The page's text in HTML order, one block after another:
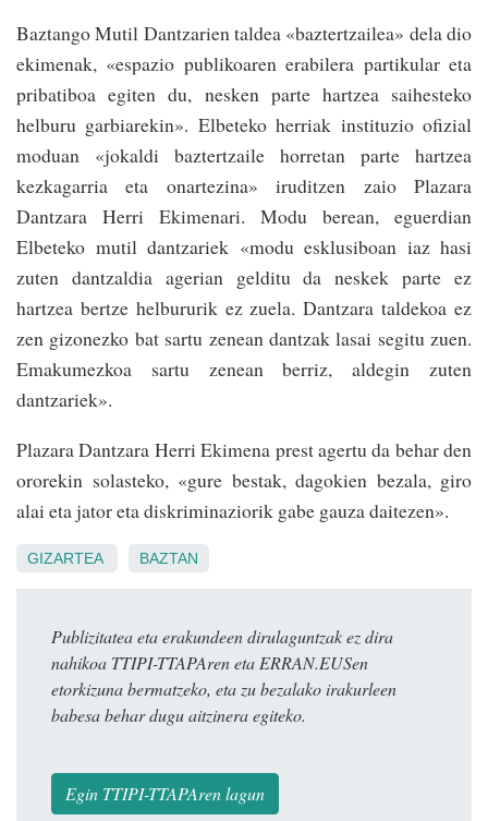
Baztango Mutil Dantzarien taldea «baztertzailea» dela dio
ekimenak, «espazio publikoaren erabilera partikular eta
pribatiboa egiten du, nesken parte hartzea saihesteko
helburu garbiarekin». Elbeteko herriak instituzio ofizial
moduan «jokaldi baztertzaile horretan parte hartzea
kezkagarria eta onartezina» iruditzen zaio Plazara
Dantzara Herri Ekimenari. Modu berean, eguerdian
Elbeteko mutil dantzariek «modu esklusiboan iaz hasi
zuten dantzaldia agerian gelditu da neskek parte ez
hartzea bertze helbururik ez zuela. Dantzara taldekoa ez
zen gizonezko bat sartu zenean dantzak lasai segitu zuen.
Emakumezkoa sartu zenean berriz, aldegin zuten
dantzariek».
Plazara Dantzara Herri Ekimena prest agertu da behar den
ororekin solasteko, «gure bestak, dagokien bezala, giro
alai eta jator eta diskriminaziorik gabe gauza daitezen».
GIZARTEA BAZTAN
Publizitatea eta erakundeen dirulaguntzak ez dira
nahikoa TTIPI-TTAPAren eta ERRAN.EUSen
etorkizuna bermatzeko, eta zu bezalako irakurleen
babesa behar dugu aitzinera egiteko.
Egin TTIPI-TTAPAren lagun